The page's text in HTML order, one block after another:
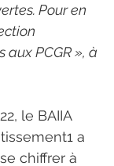
Pour en
PCGR », à
le BAIIA
a
chiffrer à